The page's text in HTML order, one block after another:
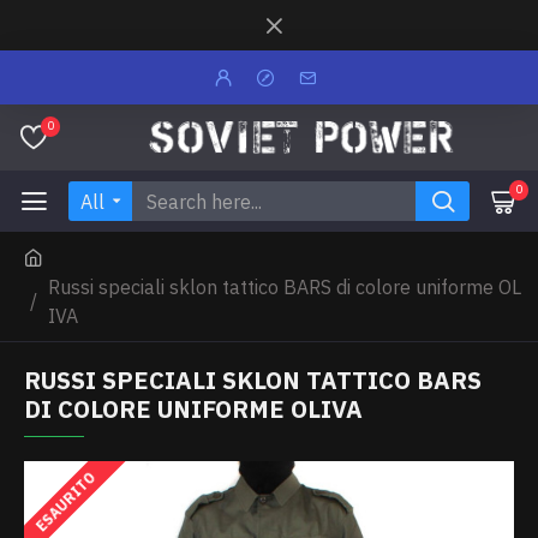
0
All 0
Russi speciali sklon tattico BARS di colore uniforme OL
IVA
RUSSI SPECIALI SKLON TATTICO BARS
DI COLORE UNIFORME OLIVA
ESAURITO